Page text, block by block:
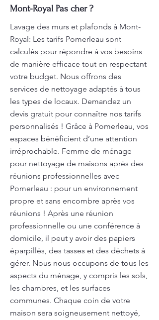
Mont-Royal Pas cher ?
Lavage des murs et plafonds à Mont-
Royal: Les tarifs Pomerleau sont
calculés pour répondre à vos besoins
de manière efficace tout en respectant
votre budget. Nous offrons des
services de nettoyage adaptés à tous
les types de locaux. Demandez un
devis gratuit pour connaître nos tarifs
personnalisés ! Grâce à Pomerleau, vos
espaces bénéficient d’une attention
irréprochable. Femme de ménage
pour nettoyage de maisons après des
réunions professionnelles avec
Pomerleau : pour un environnement
propre et sans encombre après vos
réunions ! Après une réunion
professionnelle ou une conférence à
domicile, il peut y avoir des papiers
éparpillés, des tasses et des déchets à
gérer. Nous nous occupons de tous les
aspects du ménage, y compris les sols,
les chambres, et les surfaces
communes. Chaque coin de votre
maison sera soigneusement nettoyé,